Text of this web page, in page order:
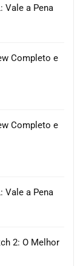
Vale a Pena
Completo e
Completo e
Vale a Pena
2: O Melhor